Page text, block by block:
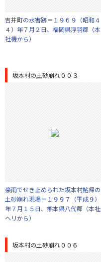
吉井町の水害跡＝１９６９（昭和４
４）年７月２日、福岡県浮羽郡（本
社機から）
坂本村の土砂崩れ００３
豪雨でせき止められた坂本村鮎帰の
土砂崩れ現場＝１９９７（平成９）
年７月１５日、熊本県八代郡（本社
ヘリから）
坂本村の土砂崩れ００６